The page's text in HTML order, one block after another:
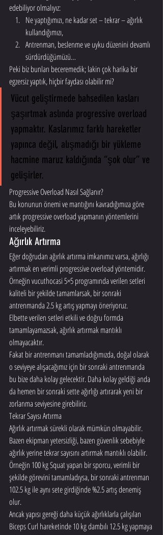
edebiliyor olmalıyız:
Ne yaptığımızı, ne kadar set – tekrar – ağırlık
kullandığımızı,
Antrenman, beslenme ve uyku düzenini devamlı
sürdürdüğümüzü…
Peki biz bunları beceremedik; lakin çok harika bir
egzersiz yaptık, hiçbir faydası olabilir mi?
Vücut geliştirmede bahsedilen kasları
şaşırtmak aslında progressive overload
yapmaktır. Kaslarımız farklı hareketler
yapınca değil, alışmadığı bir yükleme
hacmine maruz kaldığında “şok olur” ve
gelişirler.
Progressive Overload Nasıl Sağlanır?
Bu konunun önemi ve mantığını kavradığımıza göre
artık progressive overload yapmanın yöntemlerini
inceleyebiliriz.
Ağırlık Artırma
Eğer doğrudan ağırlık artırma imkanımız varsa, ağırlığı
artırmak en verimli progressive overload yöntemidir.
Örneğin vucuthocasi 5×5 programında verilen setleri
kaliteli bir şekilde tamamlarsak, bir sonraki
antrenmanda 2.5 kg artış yapmayı öneriyoruz.
Elbette verilen setleri etkili ve doğru formda
tamamlayamazsak, ağırlık artırmak mantıklı
olmayacaktır.
Fakat bir antrenmanı tamamladığımızda, doğal olarak
o seviyeye alışacağımız için bir sonraki antrenmanda
bu bize daha kolay gelecektir. Daha kolay geldiği anda
da hemen bir sonraki sette ağırlığı artırarak yeni bir
zorlanma seviyesine girebiliriz.
Tekrar Sayısı Artırma
Ağırlık artırmak sürekli olarak mümkün olmayabilir.
Bazen ekipman yetersizliği, bazen güvenlik sebebiyle
ağırlık yerine tekrar sayısını artırmak mantıklı olabilir.
Örneğin 100 kg Squat yapan bir sporcu, verimli bir
şekilde görevini tamamladıysa, bir sonraki antrenman
102.5 kg ile aynı sete girdiğinde %2.5 artış denemiş
olur.
Ancak yapısı gereği daha küçük ağırlıklarla çalışılan
Biceps Curl hareketinde 10 kg dambılı 12.5 kg yapmaya